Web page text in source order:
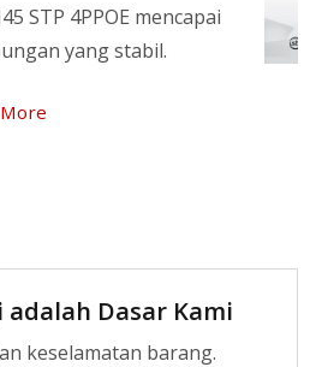
STP 4PPOE mencapai
yang stabil.
Dasar Kami
keselamatan barang.